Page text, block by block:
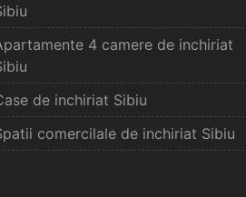
4 camere de inchiriat
de inchiriat Sibiu
comercilale de inchiriat Sibiu